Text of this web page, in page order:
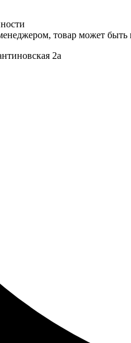
товар может
2а